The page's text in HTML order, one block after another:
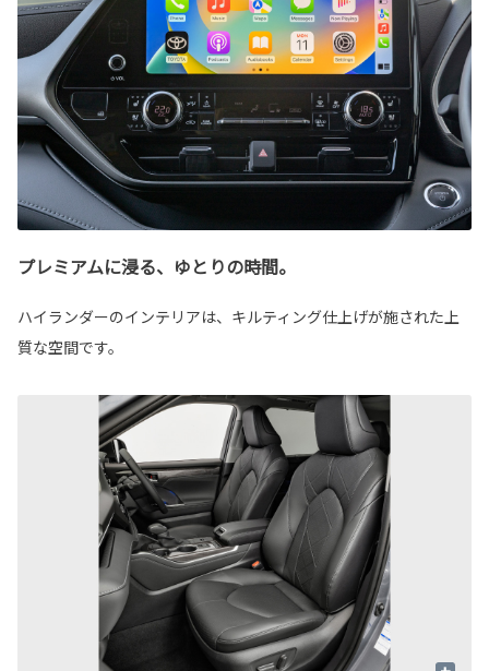
プレミアムに浸る、ゆとりの時間。
ハイランダーのインテリアは、キルティング仕上げが施された上
質な空間です。